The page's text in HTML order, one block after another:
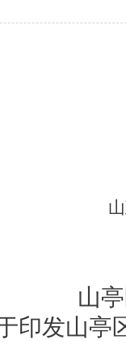
山
山
印发山亭